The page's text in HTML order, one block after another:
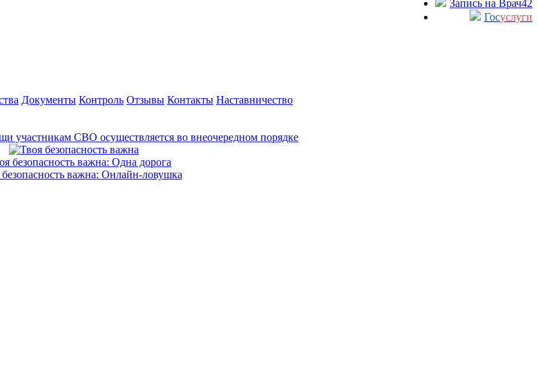
Запись на Врач42
Госуслуги
Документы Контроль Отзывы Контакты Наставничество